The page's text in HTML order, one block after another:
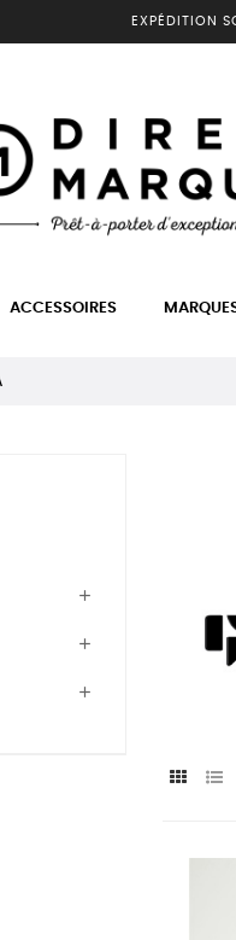
EXPÉDITION
ACCESSOIRES